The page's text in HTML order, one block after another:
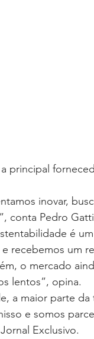
principal
inovar,
conta Pedro
é
recebemos um
o mercado
lentos”, opina.
a maior parte
e somos
Exclusivo.